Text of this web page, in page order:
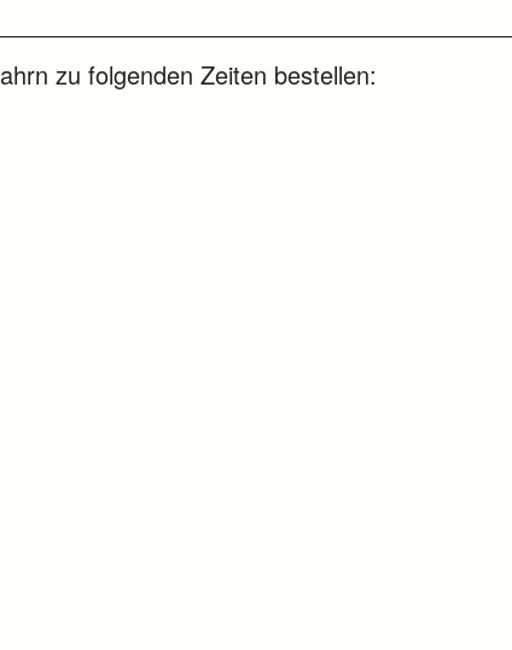
zu folgenden Zeiten bestellen: